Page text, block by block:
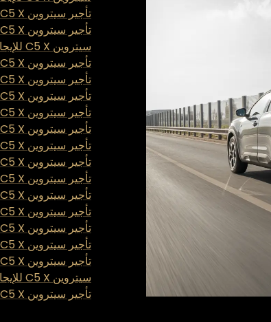
تأجير سيتروين C5 X في روما
تأجير سيتروين C5 X في فلورنسا
سيتروين C5 X للإيجار في البندقية
تأجير سيتروين C5 X في نابولي
تأجير سيتروين C5 X في تورينو
تأجير سيتروين C5 X في فيرونا
تأجير سيتروين C5 X في بورتوفينو
تأجير سيتروين C5 X في سورينتو
تأجير سيتروين C5 X في كابري
تأجير سيتروين C5 X في باريس
تأجير سيتروين C5 X في نيس
تأجير سيتروين C5 X في كان
تأجير سيتروين C5 X في سان تروبيه
تأجير سيتروين C5 X في برشلونة
تأجير سيتروين C5 X في مدريد
تأجير سيتروين C5 X في فالنسيا
سيتروين C5 X للإيجار في ماربيا
تأجير سيتروين C5 X في إيبيزا